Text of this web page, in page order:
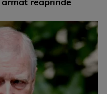
reaprinde